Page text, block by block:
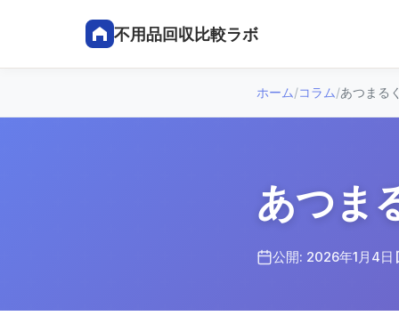
不用品回収比較ラボ
ホーム/コラム/あつまる
あつま
公開: 2026年1月4日